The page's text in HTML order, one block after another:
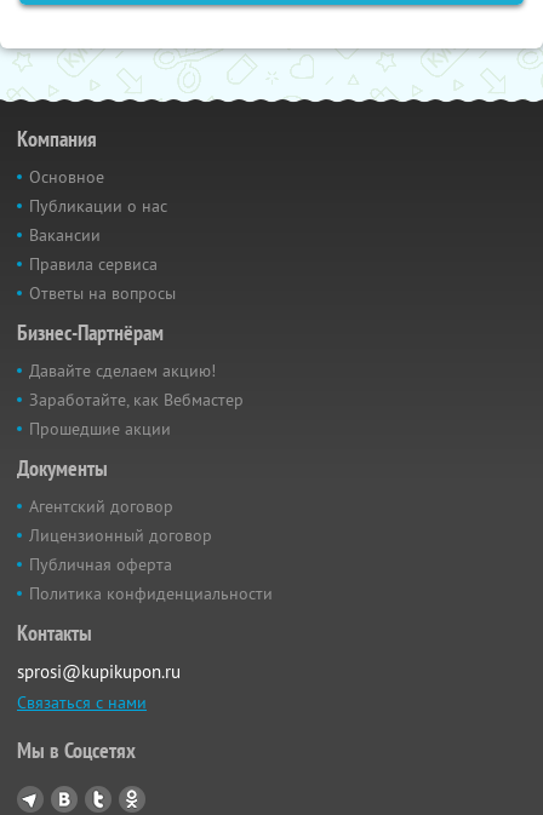
Компания
Основное
Публикации о нас
Вакансии
Правила сервиса
Ответы на вопросы
Бизнес-Партнёрам
Давайте сделаем акцию!
Заработайте, как Вебмастер
Прошедшие акции
Документы
Агентский договор
Лицензионный договор
Публичная оферта
Политика конфиденциальности
Контакты
sprosi@kupikupon.ru
Связаться с нами
Мы в Соцсетях